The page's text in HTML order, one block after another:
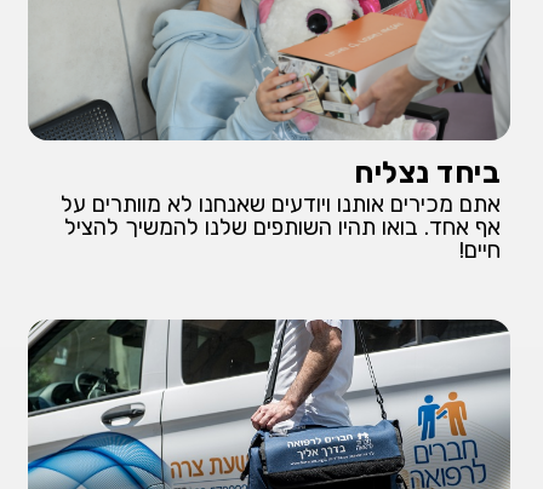
ביחד נצליח
אתם מכירים אותנו ויודעים שאנחנו לא מוותרים על
אף אחד. בואו תהיו השותפים שלנו להמשיך להציל
חיים!